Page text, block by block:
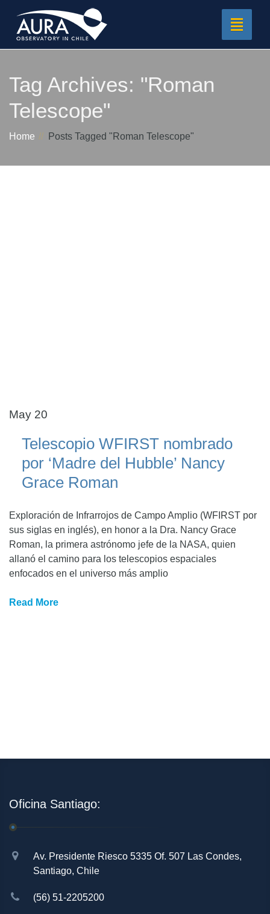
Toggle
Tag Archives: "Roman
Telescope"
Home Posts Tagged "Roman Telescope"
May 20
Telescopio WFIRST nombrado
por ‘Madre del Hubble’ Nancy
Grace Roman
Exploración de Infrarrojos de Campo Amplio (WFIRST por
sus siglas en inglés), en honor a la Dra. Nancy Grace
Roman, la primera astrónomo jefe de la NASA, quien
allanó el camino para los telescopios espaciales
enfocados en el universo más amplio
Read More
Oficina Santiago:
Av. Presidente Riesco 5335 Of. 507 Las Condes,
Santiago, Chile
(56) 51-2205200